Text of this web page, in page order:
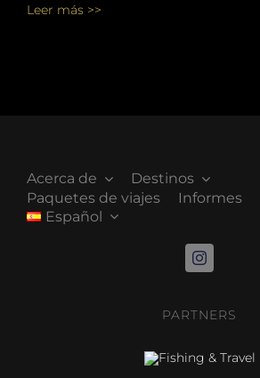
Leer más >>
Acerca de
Destinos
Paquetes de viajes
Informes
Español
PARTNERS